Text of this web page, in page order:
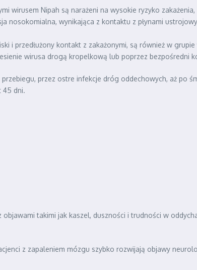
wirusem Nipah są narażeni na wysokie ryzyko
wynikająca z kontaktu z płynami
i przedłużony kontakt z zakażonymi, są również w
wirusa drogą kropelkową lub poprzez bezpośredni
przez ostre infekcje dróg oddechowych, aż po
45 dni.
takimi jak kaszel, duszności i trudności w
z zapaleniem mózgu szybko rozwijają objawy